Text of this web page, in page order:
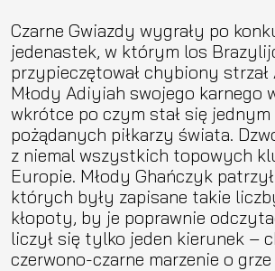
Czarne Gwiazdy wygrały po
jedenastek, w którym los
przypieczętował chybiony strzał
Młody Adiyiah swojego karnego
wkrótce po czym stał się jednym
pożądanych piłkarzy świata.
z niemal wszystkich topowych
Europie. Młody Ghańczyk
których były zapisane takie
kłopoty, by je poprawnie
liczył się tylko jeden kierunek –
czerwono-czarne marzenie o grze